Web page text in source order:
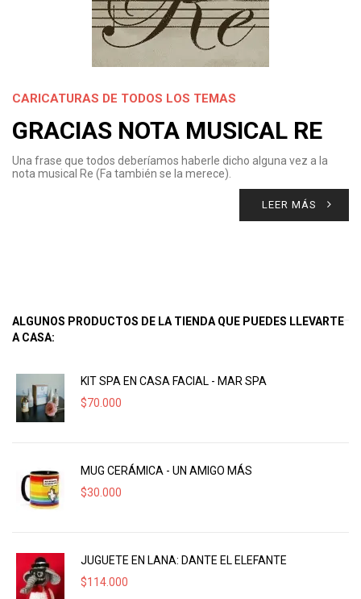
CARICATURAS DE TODOS LOS TEMAS
GRACIAS NOTA MUSICAL RE
Una frase que todos deberíamos haberle dicho alguna vez a la
nota musical Re (Fa también se la merece).
LEER MÁS
ALGUNOS PRODUCTOS DE LA TIENDA QUE PUEDES LLEVARTE
A CASA:
KIT SPA EN CASA FACIAL - MAR SPA
$70.000
MUG CERÁMICA - UN AMIGO MÁS
$30.000
JUGUETE EN LANA: DANTE EL ELEFANTE
$114.000